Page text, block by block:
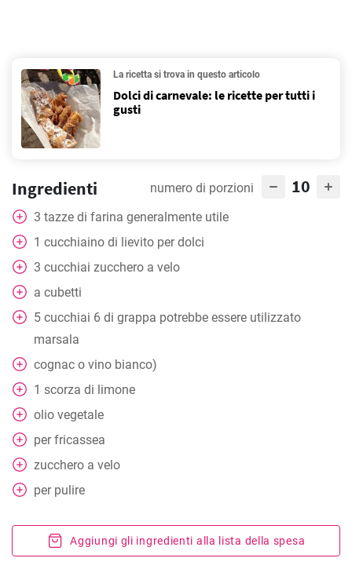
La ricetta si trova in questo articolo
Dolci di carnevale: le ricette per tutti i
gusti
Ingredienti numero di porzioni 10
3 tazze di farina generalmente utile
1 cucchiaino di lievito per dolci
3 cucchiai zucchero a velo
a cubetti
5 cucchiai 6 di grappa potrebbe essere utilizzato
marsala
cognac o vino bianco)
1 scorza di limone
olio vegetale
per fricassea
zucchero a velo
per pulire
Aggiungi gli ingredienti alla lista della spesa